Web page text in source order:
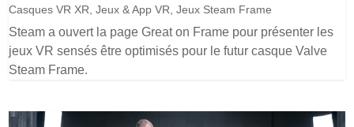
Casques VR XR ,Jeux & App VR ,Jeux Steam Frame
Steam a ouvert la page Great on Frame pour présenter les
jeux VR sensés être optimisés pour le futur casque Valve
Steam Frame.